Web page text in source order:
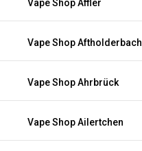
Vape Shop Affler
Vape Shop Aftholderbach
Vape Shop Ahrbrück
Vape Shop Ailertchen